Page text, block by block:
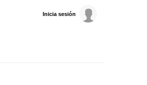
Inicia sesión